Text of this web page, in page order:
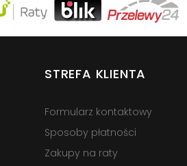
STREFA KLIENTA
Formularz kontaktowy
Sposoby płatności
Zakupy na raty